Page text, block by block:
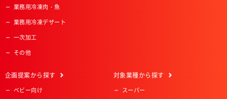
業務用冷凍肉・魚
業務用冷凍デザート
一次加工
その他
企画提案から探す
ベビー向け
対象業種から探す
スーパー